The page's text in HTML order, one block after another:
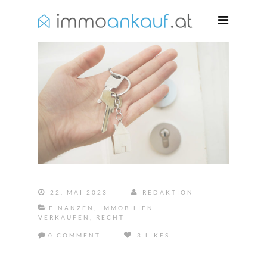
22. MAI 2023 REDAKTION
FINANZEN
IMMOBILIEN
VERKAUFEN
RECHT
0 COMMENT 3 LIKES